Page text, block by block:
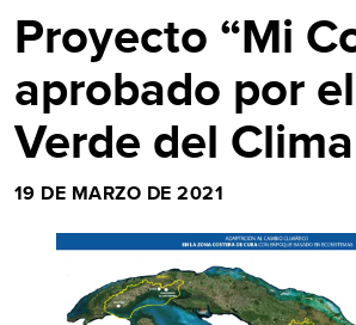
Proyecto “Mi
aprobado por
Verde del Clima
19 DE MARZO DE 2021